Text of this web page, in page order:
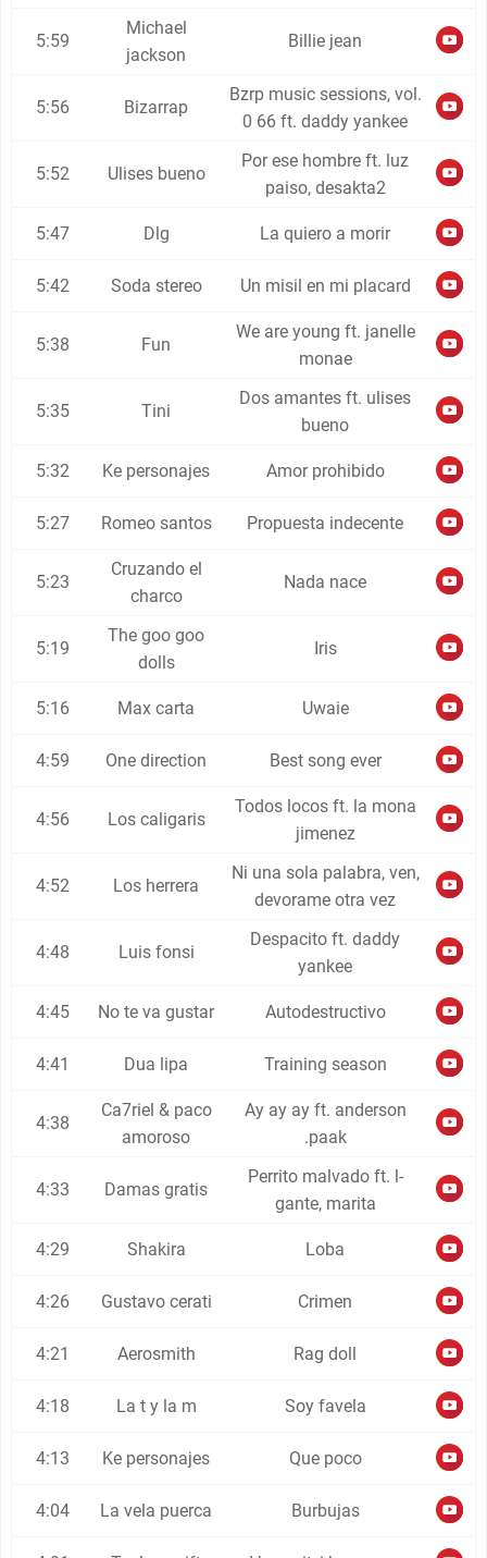
5:59
Michael
jackson
Billie jean
5:56 Bizarrap
Bzrp music sessions, vol.
0 66 ft. daddy yankee
5:52 Ulises bueno
Por ese hombre ft. luz
paiso, desakta2
5:47 Dlg La quiero a morir
5:42 Soda stereo Un misil en mi placard
5:38 Fun
We are young ft. janelle
monae
5:35 Tini
Dos amantes ft. ulises
bueno
5:32 Ke personajes Amor prohibido
5:27 Romeo santos Propuesta indecente
5:23
Cruzando el
charco
Nada nace
5:19
The goo goo
dolls
Iris
5:16 Max carta Uwaie
4:59 One direction Best song ever
4:56 Los caligaris
Todos locos ft. la mona
jimenez
4:52 Los herrera
Ni una sola palabra, ven,
devorame otra vez
4:48 Luis fonsi
Despacito ft. daddy
yankee
4:45 No te va gustar Autodestructivo
4:41 Dua lipa Training season
4:38
Ca7riel & paco
amoroso
Ay ay ay ft. anderson
.paak
4:33 Damas gratis
Perrito malvado ft. l-
gante, marita
4:29 Shakira Loba
4:26 Gustavo cerati Crimen
4:21 Aerosmith Rag doll
4:18 La t y la m Soy favela
4:13 Ke personajes Que poco
4:04 La vela puerca Burbujas